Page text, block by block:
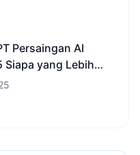
Persaingan AI
Siapa yang Lebih